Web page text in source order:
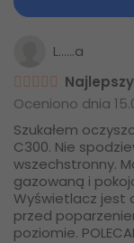
L......a
Oceniono dnia
Szukałem
C300. Nie
wszechstronny.
gazowaną i
Wyświetlacz jest
przed
poziomie.